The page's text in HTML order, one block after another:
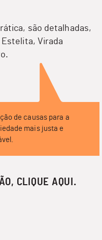
são detalhadas,
Virada
de causas para a
mais justa e
CLIQUE AQUI .